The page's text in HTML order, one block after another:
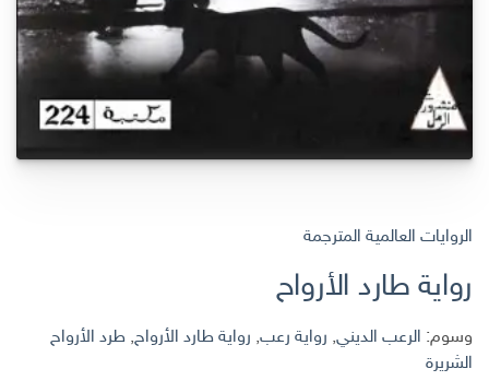
الروايات العالمية المترجمة
رواية طارد الأرواح
وسوم: الرعب الديني, رواية رعب, رواية طارد الأرواح, طرد الأرواح
الشريرة